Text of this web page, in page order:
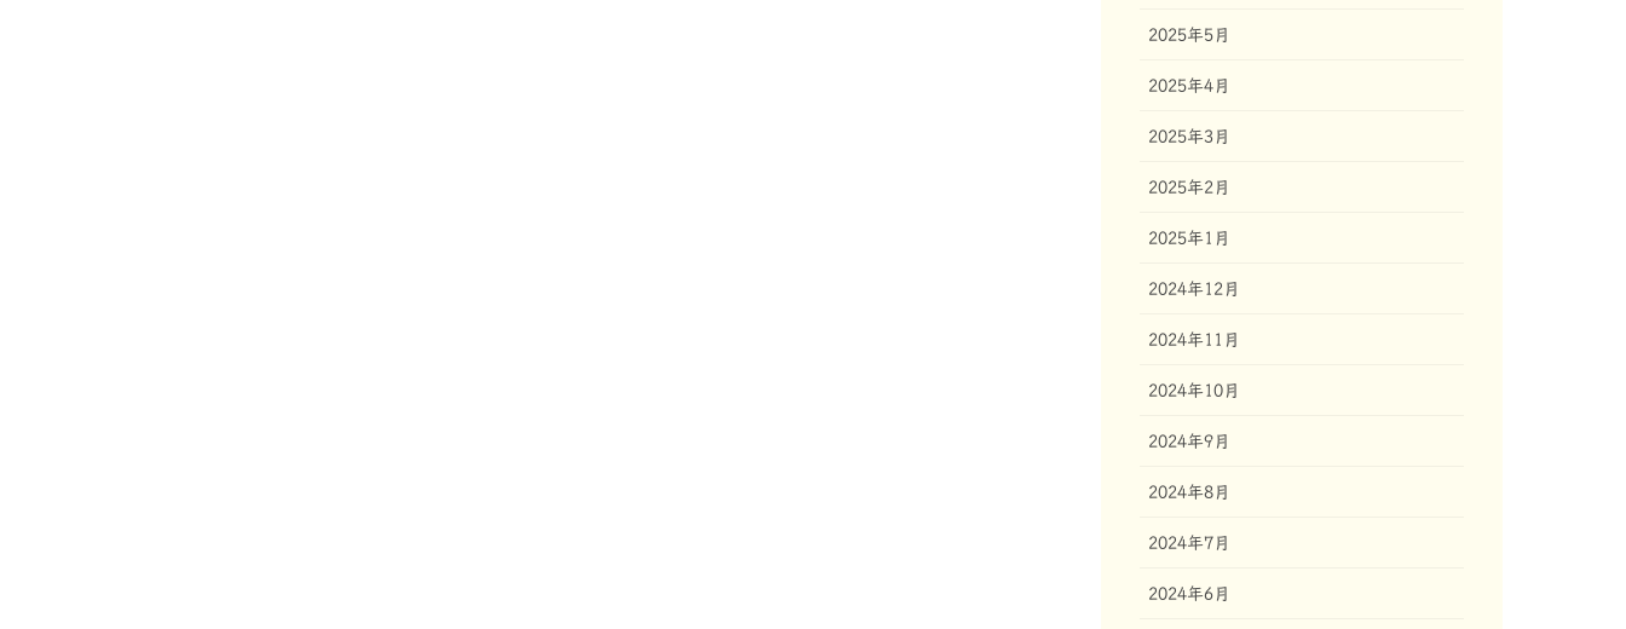
2025年5月
2025年4月
2025年3月
2025年2月
2025年1月
2024年12月
2024年11月
2024年10月
2024年9月
2024年8月
2024年7月
2024年6月